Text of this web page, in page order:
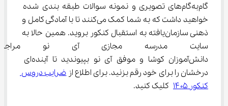
گام‌به‌گام‌های تصویری و نمونه سوالات طبقه بندی شده
خواهید داشت که به شما کمک می‌کنند تا با آمادگی کامل و
ذهنی سازمان‌یافته به استقبال کنکور بروید. همین حالا به
سایت مدرسه مجازی آی نو
دانش‌آموزان کوشا و موفق آی نو بپیوندید تا آینده‌ای
درخشان را برای خود رقم بزنید. برای اطلاع از ضرایب دروس
کنکور ۱۴۰۵
کلیک کنید.